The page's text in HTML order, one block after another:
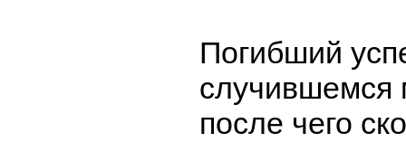
Погибший
случившемся
после чего